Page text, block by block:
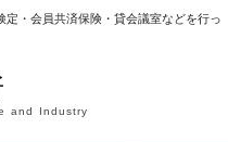
・会員共済保険・貸会議室などを行っ
and Industry